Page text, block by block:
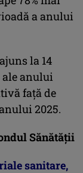
a anului
la 14
anului
faţă de
2025.
Sănătăţii
sanitare,